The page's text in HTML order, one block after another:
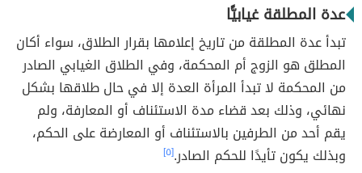
عدة المطلقة غيابيًّا
تبدأ عدة المطلقة من تاريخ إعلامها بقرار الطلاق، سواء أكان
المطلق هو الزوج أم المحكمة، وفي الطلاق الغيابي الصادر
من المحكمة لا تبدأ المرأة العدة إلا في حال طلاقها بشكل
نهائي، وذلك بعد قضاء مدة الاستئناف أو المعارفة، ولم
يقم أحد من الطرفين بالاستئناف أو المعارضة على الحكم،
وبذلك يكون تأيدًا للحكم الصادر.[٥]